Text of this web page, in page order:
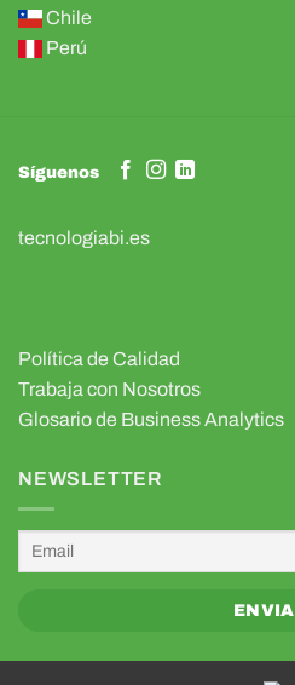
Chile
Perú
Síguenos
tecnologiabi.es
Política de Calidad
Trabaja con Nosotros
Glosario de Business Analytics
NEWSLETTER